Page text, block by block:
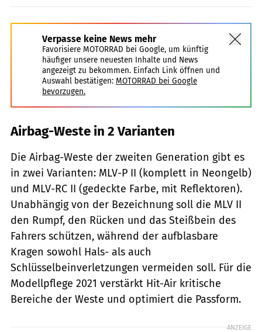
Verpasse keine News mehr
Favorisiere MOTORRAD bei Google, um künftig
häufiger unsere neuesten Inhalte und News
angezeigt zu bekommen. Einfach Link öffnen und
Auswahl bestätigen: MOTORRAD bei Google
bevorzugen.
Airbag-Weste in 2 Varianten
Die Airbag-Weste der zweiten Generation gibt es
in zwei Varianten: MLV-P II (komplett in Neongelb)
und MLV-RC II (gedeckte Farbe, mit Reflektoren).
Unabhängig von der Bezeichnung soll die MLV II
den Rumpf, den Rücken und das Steißbein des
Fahrers schützen, während der aufblasbare
Kragen sowohl Hals- als auch
Schlüsselbeinverletzungen vermeiden soll. Für die
Modellpflege 2021 verstärkt Hit-Air kritische
Bereiche der Weste und optimiert die Passform.
ANZEIGE